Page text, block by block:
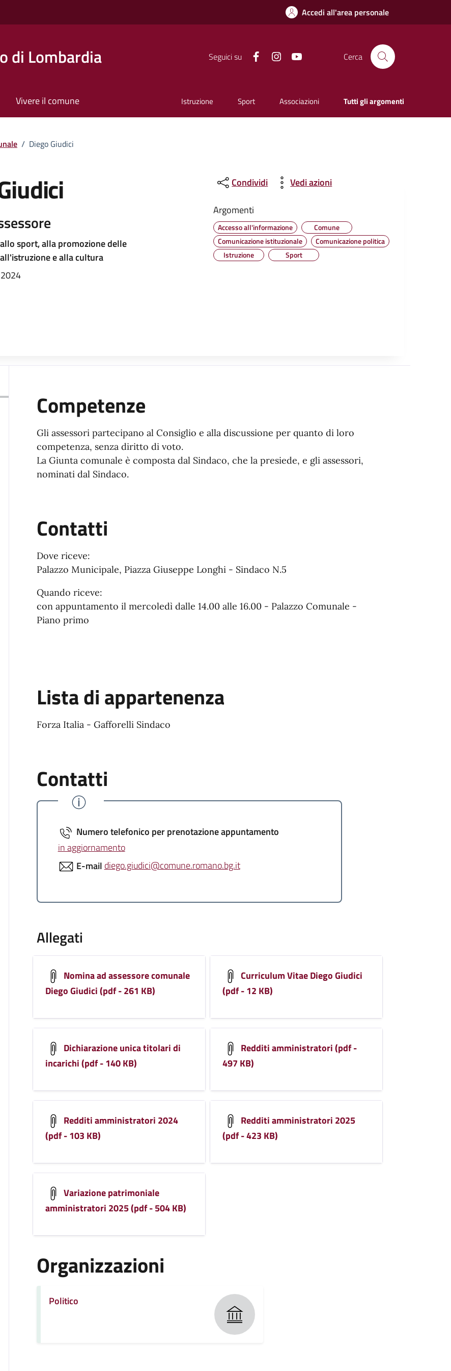
Accedi all'area personale
di Lombardia Seguici su Facebook Instagram Cerca
Vivere il comune Istruzione Sport Associazioni Tutti gli argomenti
/ Diego Giudici
sport, alla promozione delle
e alla cultura
Condividi
Vedi azioni
Argomenti
Accesso all'informazione
Comune
Comunicazione istituzionale
Comunicazione politica
Istruzione
Sport
Competenze
Gli assessori partecipano al Consiglio e alla discussione per quanto di loro
competenza, senza diritto di voto.
La Giunta comunale è composta dal Sindaco, che la presiede, e gli assessori,
nominati dal Sindaco.
Contatti
Dove riceve:
Palazzo Municipale, Piazza Giuseppe Longhi - Sindaco N.5
Quando riceve:
con appuntamento il mercoledì dalle 14.00 alle 16.00 - Palazzo Comunale -
Piano primo
Lista di appartenenza
Forza Italia - Gafforelli Sindaco
Contatti
Numero telefonico per prenotazione appuntamento
in aggiornamento
E-maildiego.giudici@comune.romano.bg.it
Allegati
Nomina ad assessore comunale
Diego Giudici (pdf - 261 KB)
Curriculum Vitae Diego Giudici
(pdf - 12 KB)
Dichiarazione unica titolari di
incarichi (pdf - 140 KB)
Redditi amministratori (pdf -
497 KB)
Redditi amministratori 2024
(pdf - 103 KB)
Redditi amministratori 2025
(pdf - 423 KB)
Variazione patrimoniale
amministratori 2025 (pdf - 504 KB)
Organizzazioni
Politico